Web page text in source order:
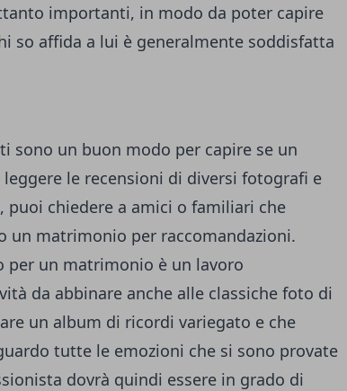
importanti, in modo da poter capire
so affida a lui è generalmente soddisfatta
sono un buon modo per capire se un
le recensioni di diversi fotografi e
chiedere a amici o familiari che
un matrimonio per raccomandazioni.
per un matrimonio è un lavoro
da abbinare anche alle classiche foto di
un album di ricordi variegato e che
tutte le emozioni che si sono provate
dovrà quindi essere in grado di